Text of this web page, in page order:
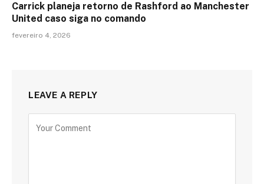
Carrick planeja retorno de Rashford ao Manchester
United caso siga no comando
fevereiro 4, 2026
LEAVE A REPLY